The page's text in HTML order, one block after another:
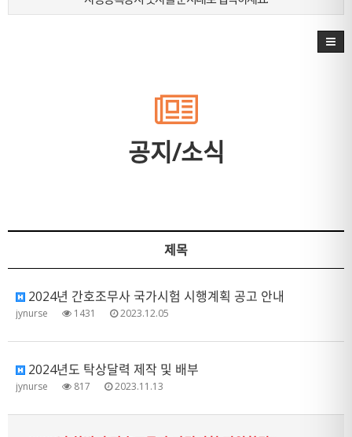
공지/소식
제목
2024년 간호조무사 국가시험 시행계획 공고 안내
jynurse 1431 2023.12.05
2024년도 탁상달력 제작 및 배부
jynurse 817 2023.11.13